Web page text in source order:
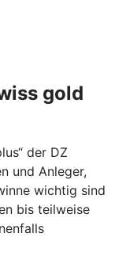
gold
der DZ
und Anleger,
wichtig sind
bis teilweise